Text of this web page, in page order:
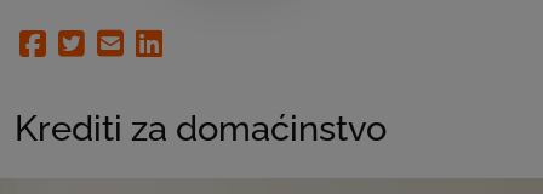
Facebook
TwitterEmailLinkedin
Krediti za domaćinstvo